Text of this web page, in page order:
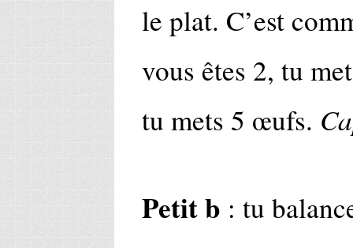
le plat. C’est
vous êtes 2, tu
tu mets 5 œufs.
Petit b : tu